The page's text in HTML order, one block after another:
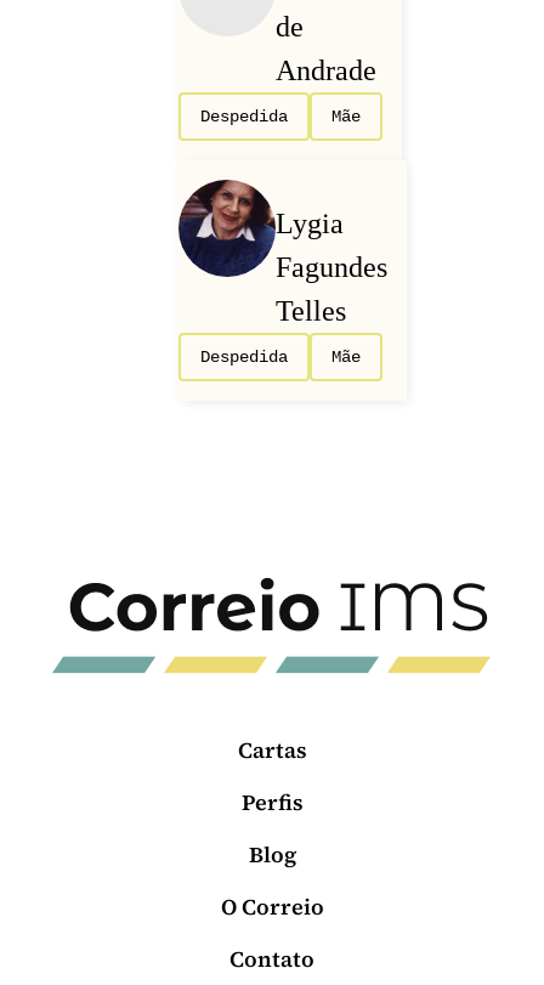
de
Andrade
Despedida Mãe
Lygia
Fagundes
Telles
Despedida Mãe
Cartas
Perfis
Blog
O Correio
Contato